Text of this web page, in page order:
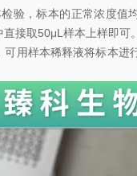
验，标本的正常浓度值
直接取50μL 样本上样即可
可用样本稀释液将标本进